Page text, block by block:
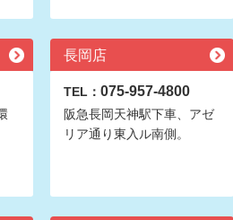
長岡店
TEL： 075-957-4800
阪急長岡天神駅下車、アゼ
リア通り東入ル南側。